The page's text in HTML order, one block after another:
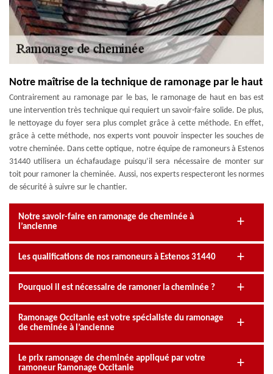
Notre maîtrise de la technique de ramonage par le haut
Contrairement au ramonage par le bas, le ramonage de haut en bas est
une intervention très technique qui requiert un savoir-faire solide. De plus,
le nettoyage du foyer sera plus complet grâce à cette méthode. En effet,
grâce à cette méthode, nos experts vont pouvoir inspecter les souches de
votre cheminée. Dans cette optique, notre équipe de ramoneurs à Estenos
31440 utilisera un échafaudage puisqu’il sera nécessaire de monter sur
toit pour ramoner la cheminée. Aussi, nos experts respecteront les normes
de sécurité à suivre sur le chantier.
Notre savoir-faire en ramonage de cheminée à
l’ancienne
Les qualifications de nos ramoneurs à Estenos 31440
Pourquoi il est nécessaire de ramoner la cheminée ?
Ramonage Occitanie est votre spécialiste du ramonage
de cheminée à l’ancienne
Le prix ramonage de cheminée appliqué par votre
ramoneur Ramonage Occitanie